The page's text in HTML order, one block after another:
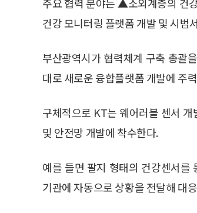
건강 모니터링 플랫폼 개발 및 시범
부산광역시가 협력체계 구축 총괄
대로 새로운 융합플랫폼 개발에 주
구체적으로 KT는 웨어러블 센서
및 안전망 개발에 착수한다.
예를 들면 팔지 형태의 건강센서를
기관에 자동으로 상황을 전달해 대